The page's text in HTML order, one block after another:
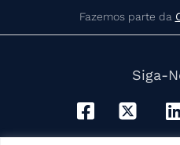
Fazemos parte da
Siga-